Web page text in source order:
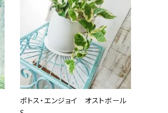
ポトス・エンジョイ オストボール